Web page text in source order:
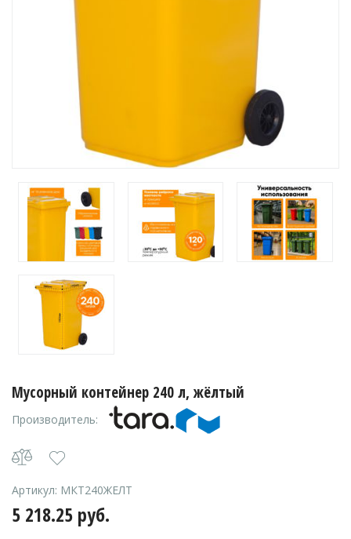
Мусорный контейнер 240 л, жёлтый
Производитель:
Артикул: МКТ240ЖЕЛТ
5 218.25 руб.